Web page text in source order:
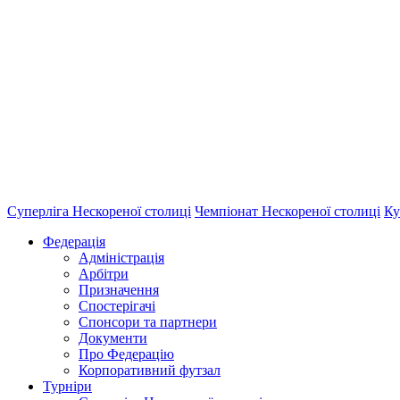
Суперліга Нескореної столиці Чемпіонат Нескореної столиці
Федерація
Адміністрація
Арбітри
Призначення
Спостерігачі
Спонсори та партнери
Документи
Про Федерацію
Корпоративний футзал
Турніри